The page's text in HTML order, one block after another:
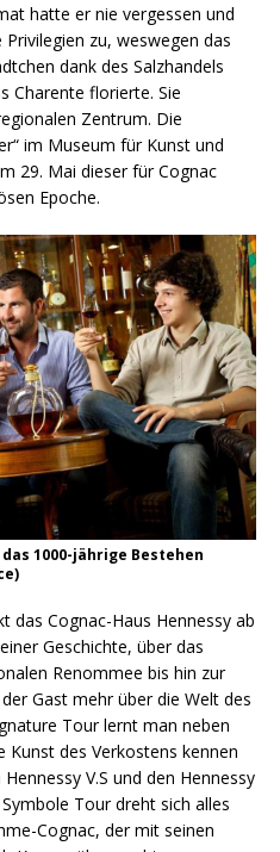
hatte er nie vergessen und
zu, weswegen das
dank des Salzhandels
Charente florierte. Sie
Zentrum. Die
im Museum für Kunst und
29. Mai dieser für Cognac
Epoche.
1000-jährige Bestehen
das Cognac-Haus Hennessy ab
Geschichte, über das
Renommee bis hin zur
Gast mehr über die Welt des
Tour lernt man neben
Kunst des Verkostens kennen
V.S und den Hennessy
Symbole Tour dreht sich alles
Cognac, der mit seinen